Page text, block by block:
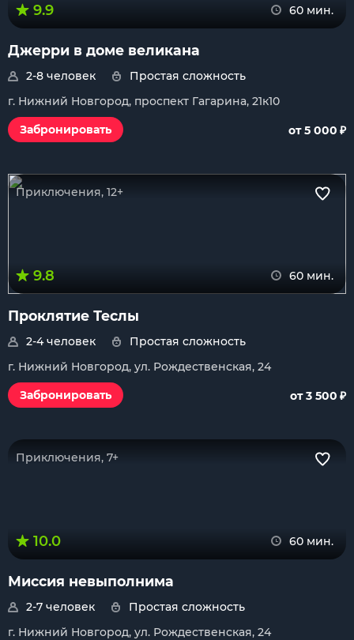
9.9 60 мин.
Джерри в доме великана
2-8 человек
Простая сложность
г. Нижний Новгород, проспект Гагарина, 21к10
Забронировать
от 5 000 ₽
Приключения, 12+
9.8 60 мин.
Проклятие Теслы
2-4 человек
Простая сложность
г. Нижний Новгород, ул. Рождественская, 24
Забронировать
от 3 500 ₽
Приключения, 7+
10.0 60 мин.
Миссия невыполнима
2-7 человек
Простая сложность
г. Нижний Новгород, ул. Рождественская, 24